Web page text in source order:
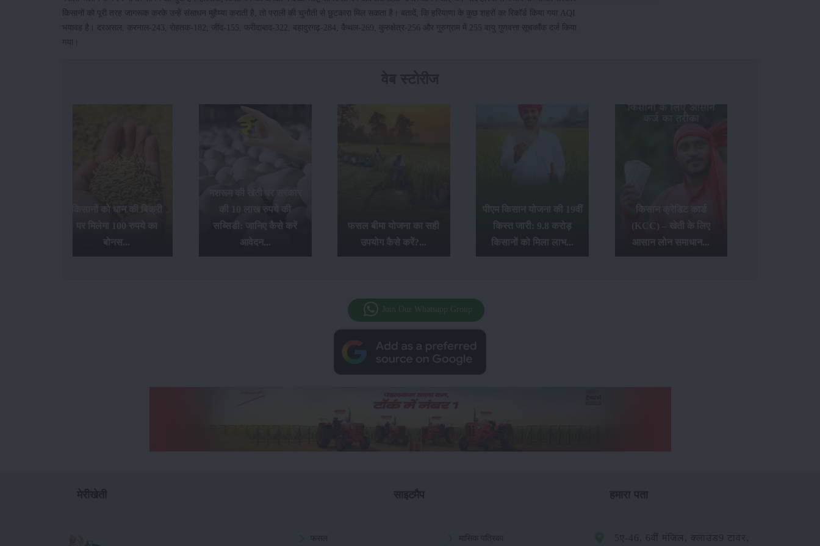
किसानों को पूरी तरह जागरूक करके उन्हें संसाधन मुहैय्या कराती है, तो पराली की चुनौती से छुटकारा मिल सकता है। बतादें, कि हरियाणा के कुछ शहरों का रिकॉर्ड किया गया AQI
भयावह है। दरअसल, करनाल-243, रोहतक-182, जींद-155, फरीदाबाद-322, बहादुरगढ़-284, कैथल-269, कुरुक्षेत्र-256 और गुरुग्राम में 255 वायु गुणवत्ता सूचकाँक दर्ज किया
गया।
किसानों को धान की बिक्री
बोनस...
की 10 लाख रुपये की
सब्सिडी: जानिए कैसे करें
आवेदन...
फसल बीमा योजना का सही
उपयोग कैसे करें?...
पीएम किसान योजना की 19वीं
किस्त जारी: 9.8 करोड़
किसानों को मिला लाभ...
किसान क्रेडिट कार्ड
(KCC) – खेती के लिए
आसान लोन समाधान...
Join Our Whatsapp Group